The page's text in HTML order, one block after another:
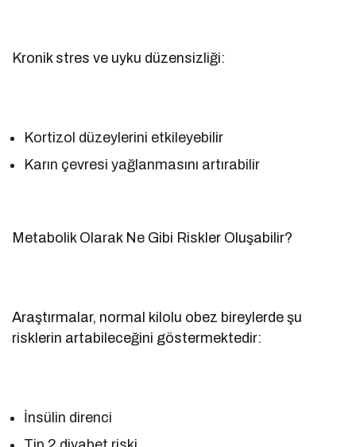
Kronik stres ve uyku düzensizliği:
Kortizol düzeylerini etkileyebilir
Karın çevresi yağlanmasını artırabilir
Metabolik Olarak Ne Gibi Riskler Oluşabilir?
Araştırmalar, normal kilolu obez bireylerde şu
risklerin artabileceğini göstermektedir:
İnsülin direnci